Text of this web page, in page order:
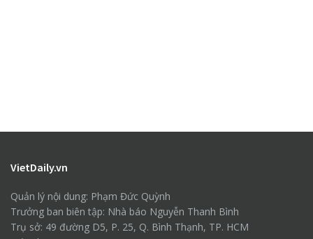
VietDaily.vn
Quản lý nội dung: Phạm Đức Quỳnh
Trưởng ban biên tập: Nhà báo Nguyễn Thanh Bình
Trụ sở: 49 đường D5, P. 25, Q. Bình Thạnh, TP. HCM